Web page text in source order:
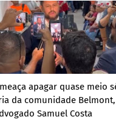
apagar quase meio
da comunidade Belmont,
Samuel Costa